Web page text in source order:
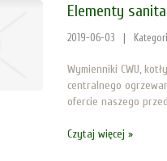
Elementy
2019-06-03
Wymienniki CWU,
centralnego
ofercie naszego
Czytaj więcej »